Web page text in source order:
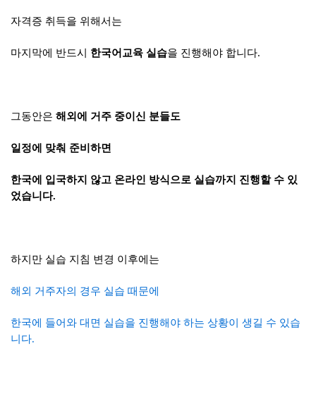
자격증 취득을 위해서는
마지막에 반드시 한국어교육 실습을 진행해야 합니다.
그동안은 해외에 거주 중이신 분들도
일정에 맞춰 준비하면
한국에 입국하지 않고 온라인 방식으로 실습까지 진행할 수 있
었습니다.
하지만 실습 지침 변경 이후에는
해외 거주자의 경우 실습 때문에
한국에 들어와 대면 실습을 진행해야 하는 상황이 생길 수 있습
니다.